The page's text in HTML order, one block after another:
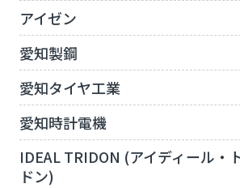
アイゼン
愛知製鋼
愛知タイヤ工業
愛知時計電機
IDEAL TRIDON (アイディール・
ドン)